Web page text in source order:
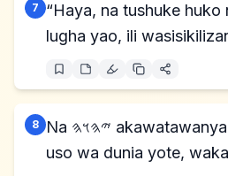
7
“Haya, na tushuke huko
lugha yao, ili
8
Na 𐤉𐤄𐤅𐤄 akawatawanya kutoka huko juu ya
uso wa dunia yote,